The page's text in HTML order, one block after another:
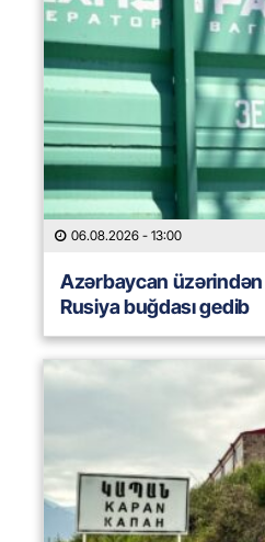
06.08.2026 - 13:00
Azərbaycan
Rusiya buğdası gedib